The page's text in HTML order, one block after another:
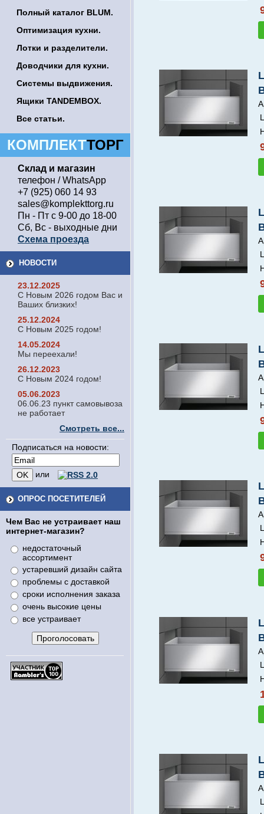
Полный каталог BLUM.
Оптимизация кухни.
Лотки и разделители.
Доводчики для кухни.
Системы выдвижения.
Ящики TANDEMBOX.
Все статьи.
КОМПЛЕКТТОРГ
Склад и магазин
телефон / WhatsApp
+7 (925) 060 14 93
sales@komplekttorg.ru
Пн - Пт с 9-00 до 18-00
Сб, Вс - выходные дни
Схема проезда
НОВОСТИ
23.12.2025
С Новым 2026 годом Вас и
Ваших близких!
25.12.2024
С Новым 2025 годом!
14.05.2024
Мы переехали!
26.12.2023
С Новым 2024 годом!
05.06.2023
06.06.23 пункт самовывоза
не работает
Смотреть все...
Подписаться на новости:
или
ОПРОС ПОСЕТИТЕЛЕЙ
Чем Вас не устраивает наш
интернет-магазин?
недостаточный
ассортимент
устаревший дизайн сайта
проблемы с доставкой
сроки исполнения заказа
очень высокие цены
все устраивает